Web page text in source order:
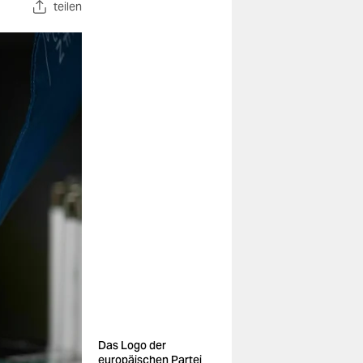
teilen
Das Logo der
europäischen Partei